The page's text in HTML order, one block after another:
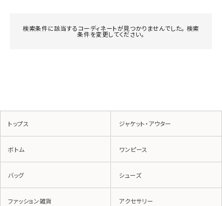
検索条件に該当するコーディネートが見つかりませんでした。 検索
条件を変更してください。
トップス ジャケット・アウター
ボトム ワンピース
バッグ シューズ
ファッション雑貨 アクセサリー